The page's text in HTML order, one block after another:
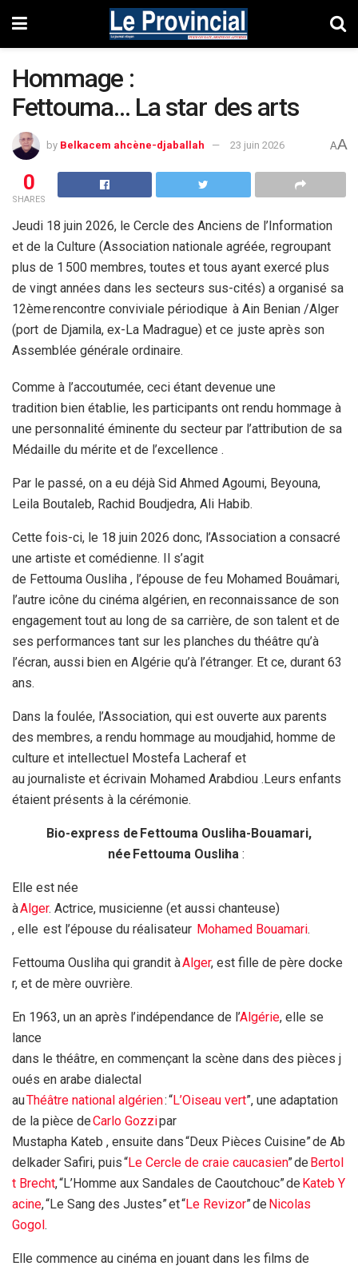
Hommage :
Fettouma… La star des arts
by Belkacem ahcène-djaballah 23 juin 2026 AA
0
SHARES
Jeudi 18 juin 2026, le Cercle des Anciens de l’Information
et de la Culture (Association nationale agréée, regroupant
plus de 1 500 membres, toutes et tous ayant exercé plus
de vingt années dans les secteurs sus-cités) a organisé sa
12èmerencontre conviviale périodique à Ain Benian /Alger
(port de Djamila, ex-La Madrague) et ce juste après son
Assemblée générale ordinaire.
Comme à l’accoutumée, ceci étant devenue une
tradition bien établie, les participants ont rendu hommage à
une personnalité éminente du secteur par l’attribution de sa
Médaille du mérite et de l’excellence .
Par le passé, on a eu déjà Sid Ahmed Agoumi, Beyouna,
Leila Boutaleb, Rachid Boudjedra, Ali Habib.
Cette fois-ci, le 18 juin 2026 donc, l’Association a consacré
une artiste et comédienne. Il s’agit
de Fettouma Ousliha , l’épouse de feu Mohamed Bouâmari,
l’autre icône du cinéma algérien, en reconnaissance de son
engagement tout au long de sa carrière, de son talent et de
ses performances tant sur les planches du théâtre qu’à
l’écran, aussi bien en Algérie qu’à l’étranger. Et ce, durant 63
ans.
Dans la foulée, l’Association, qui est ouverte aux parents
des membres, a rendu hommage au moudjahid, homme de
culture et intellectuel Mostefa Lacheraf et
au journaliste et écrivain Mohamed Arabdiou .Leurs enfants
étaient présents à la cérémonie.
Bio-express de Fettouma Ousliha-Bouamari,
née Fettouma Ousliha :
Elle est née
àAlger. Actrice, musicienne (et aussi chanteuse)
, elle est l’épouse du réalisateur Mohamed Bouamari.
Fettouma Ousliha qui grandit àAlger, est fille de père docke
r, et de mère ouvrière.
En 1963, un an après l’indépendance de l’Algérie, elle se
lance
dans le théâtre, en commençant la scène dans des pièces j
oués en arabe dialectal
auThéâtre national algérien: “L’Oiseau vert”, une adaptation
de la pièce deCarlo Gozzipar
Mustapha Kateb , ensuite dans “Deux Pièces Cuisine” de Ab
delkader Safiri, puis “Le Cercle de craie caucasien” de Bertol
t Brecht, “L’Homme aux Sandales de Caoutchouc” de Kateb Y
acine, “Le Sang des Justes” et “Le Revizor” de Nicolas
Gogol.
Elle commence au cinéma en jouant dans les films de